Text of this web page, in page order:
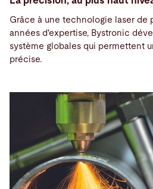
Grâce à une technologie laser de
années d'expertise, Bystronic
système globales qui permettent
précise.